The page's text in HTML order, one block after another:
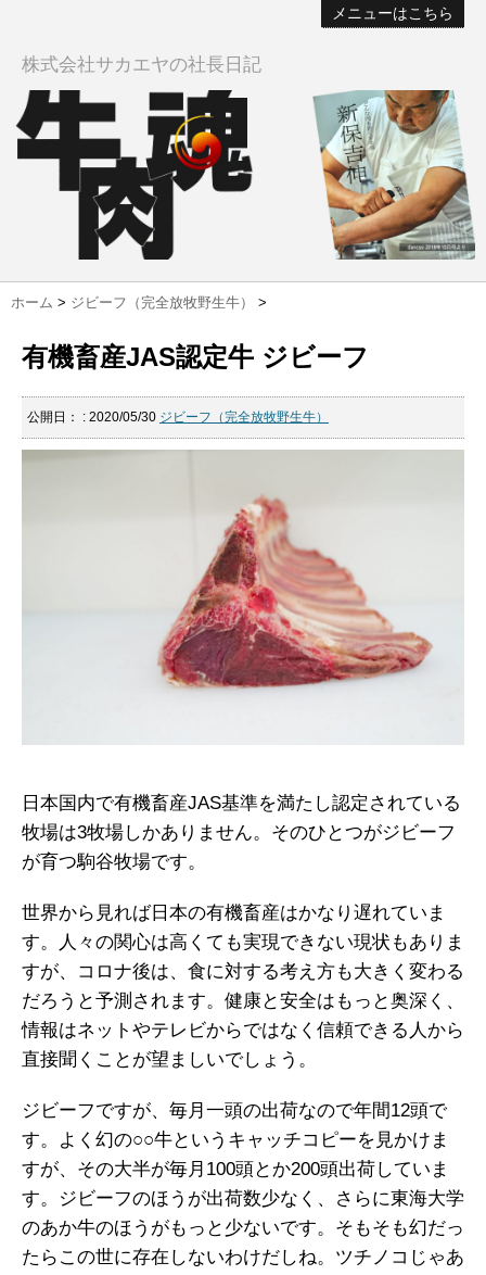
メニューはこちら
株式会社サカエヤの社長日記
ホーム > ジビーフ（完全放牧野生牛） >
有機畜産JAS認定牛 ジビーフ
公開日： : 2020/05/30 ジビーフ（完全放牧野生牛）
日本国内で有機畜産JAS基準を満たし認定されている
牧場は3牧場しかありません。そのひとつがジビーフ
が育つ駒谷牧場です。
世界から見れば日本の有機畜産はかなり遅れていま
す。人々の関心は高くても実現できない現状もありま
すが、コロナ後は、食に対する考え方も大きく変わる
だろうと予測されます。健康と安全はもっと奥深く、
情報はネットやテレビからではなく信頼できる人から
直接聞くことが望ましいでしょう。
ジビーフですが、毎月一頭の出荷なので年間12頭で
す。よく幻の○○牛というキャッチコピーを見かけま
すが、その大半が毎月100頭とか200頭出荷していま
す。ジビーフのほうが出荷数少なく、さらに東海大学
のあか牛のほうがもっと少ないです。そもそも幻だっ
たらこの世に存在しないわけだしね。ツチノコじゃあ